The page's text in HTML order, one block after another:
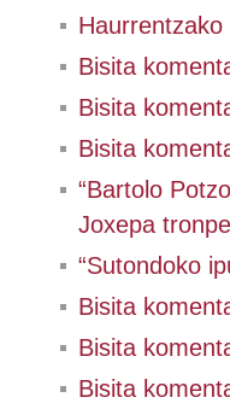
Haurrentzako
Bisita
Bisita
Bisita
“Bartolo
Joxepa
“Sutondoko
Bisita
Bisita
Bisita